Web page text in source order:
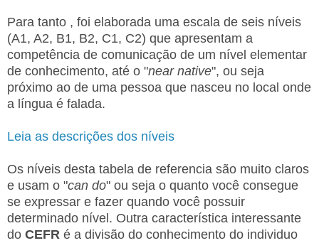
Para tanto , foi elaborada uma escala de seis níveis
(A1, A2, B1, B2, C1, C2) que apresentam a
competência de comunicação de um nível elementar
de conhecimento, até o "near native", ou seja
próximo ao de uma pessoa que nasceu no local onde
a língua é falada.
Leia as descrições dos níveis
Os níveis desta tabela de referencia são muito claros
e usam o "can do" ou seja o quanto você consegue
se expressar e fazer quando você possuir
determinado nível. Outra característica interessante
do CEFR é a divisão do conhecimento do individuo